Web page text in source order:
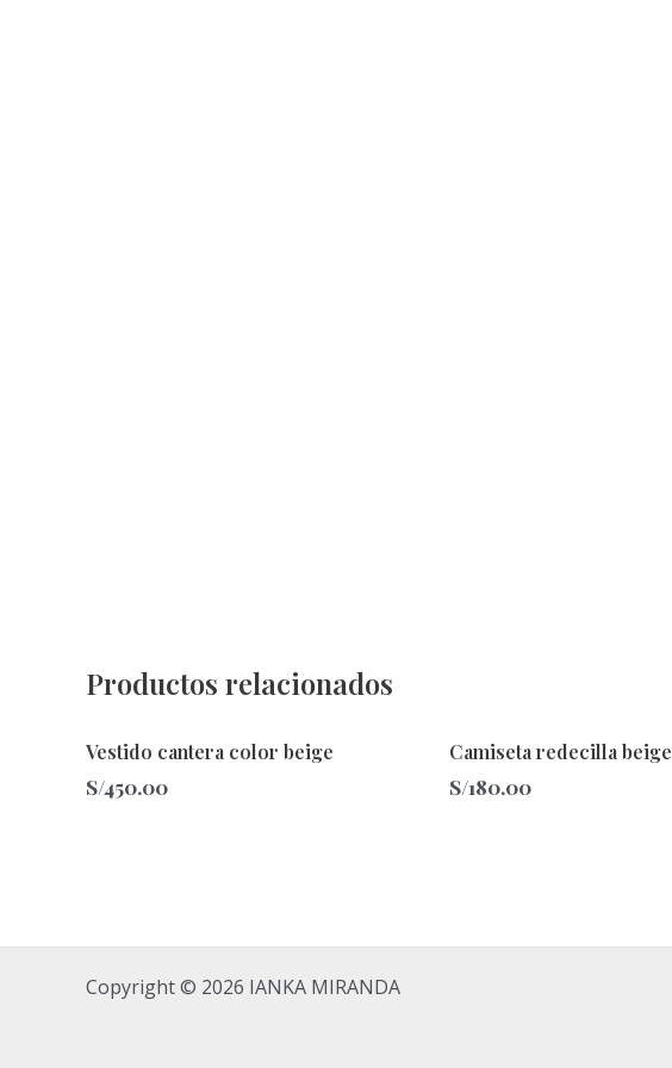
Productos relacionados
Vestido cantera color beige
S/450.00
Camiseta redecilla beige
S/180.00
Copyright © 2026 IANKA MIRANDA